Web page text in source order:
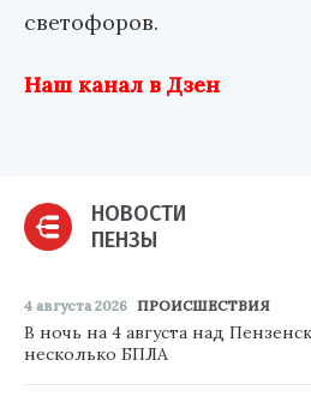
светофоров.
Наш канал в Дзен
НОВОСТИ
ПЕНЗЫ
4 августа 2026 ПРОИСШЕСТВИЯ
В ночь на 4 августа над
несколько БПЛА